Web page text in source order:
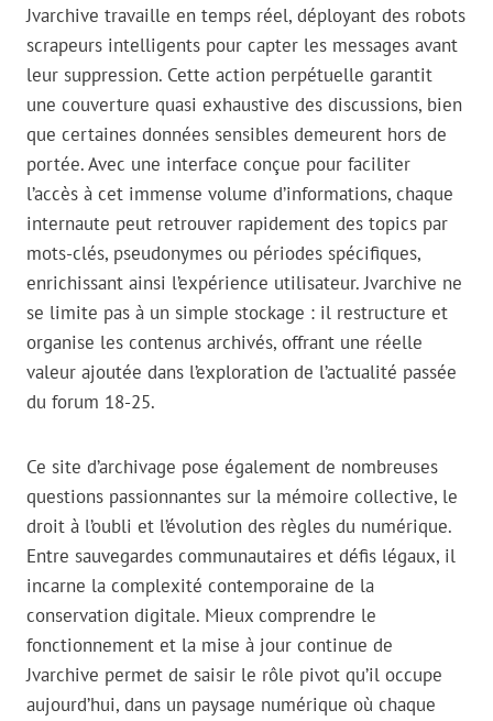
Jvarchive travaille en temps réel, déployant des robots
scrapeurs intelligents pour capter les messages avant
leur suppression. Cette action perpétuelle garantit
une couverture quasi exhaustive des discussions, bien
que certaines données sensibles demeurent hors de
portée. Avec une interface conçue pour faciliter
l’accès à cet immense volume d’informations, chaque
internaute peut retrouver rapidement des topics par
mots-clés, pseudonymes ou périodes spécifiques,
enrichissant ainsi l’expérience utilisateur. Jvarchive ne
se limite pas à un simple stockage : il restructure et
organise les contenus archivés, offrant une réelle
valeur ajoutée dans l’exploration de l’actualité passée
du forum 18-25.
Ce site d’archivage pose également de nombreuses
questions passionnantes sur la mémoire collective, le
droit à l’oubli et l’évolution des règles du numérique.
Entre sauvegardes communautaires et défis légaux, il
incarne la complexité contemporaine de la
conservation digitale. Mieux comprendre le
fonctionnement et la mise à jour continue de
Jvarchive permet de saisir le rôle pivot qu’il occupe
aujourd’hui, dans un paysage numérique où chaque